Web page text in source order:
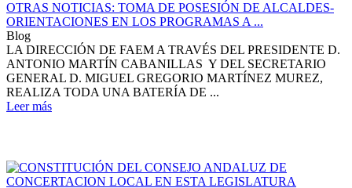
OTRAS NOTICIAS: TOMA DE POSESIÓN DE ALCALDES-
ORIENTACIONES EN LOS PROGRAMAS A ...
Blog
LA DIRECCIÓN DE FAEM A TRAVÉS DEL PRESIDENTE D.
ANTONIO MARTÍN CABANILLAS Y DEL SECRETARIO
GENERAL D. MIGUEL GREGORIO MARTÍNEZ MUREZ,
REALIZA TODA UNA BATERÍA DE ...
Leer más